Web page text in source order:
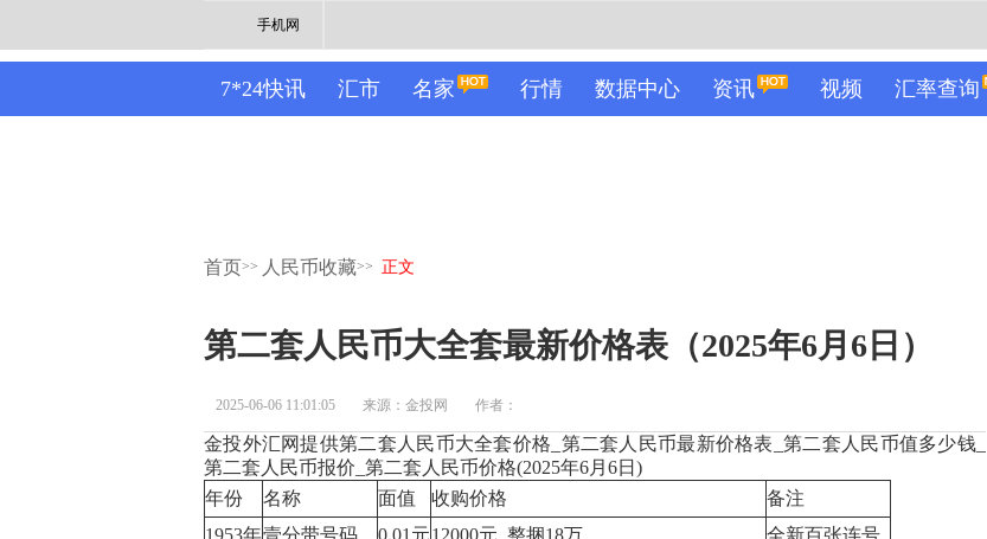
手机网
7*24快讯 汇市 名家 行情 数据中心 资讯 视频 汇率查询
首页>> 人民币收藏>> 正文
第二套人民币大全套最新价格表（2025年6月6日）
2025-06-06 11:01:05 来源：金投网 作者：
金投外汇网提供第二套人民币大全套价格_第二套人民币最新价格表_第二套人民币值多少钱_
第二套人民币报价_第二套人民币价格(2025年6月6日)
年份
名称 面值 收购价格
备注